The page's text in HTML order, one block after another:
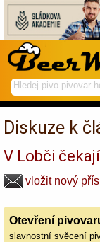
hledej
na
BeerWeb
spustí
hledání
Diskuze k
V Lobči
vložit nový
Otevření
slavnostní svěcení